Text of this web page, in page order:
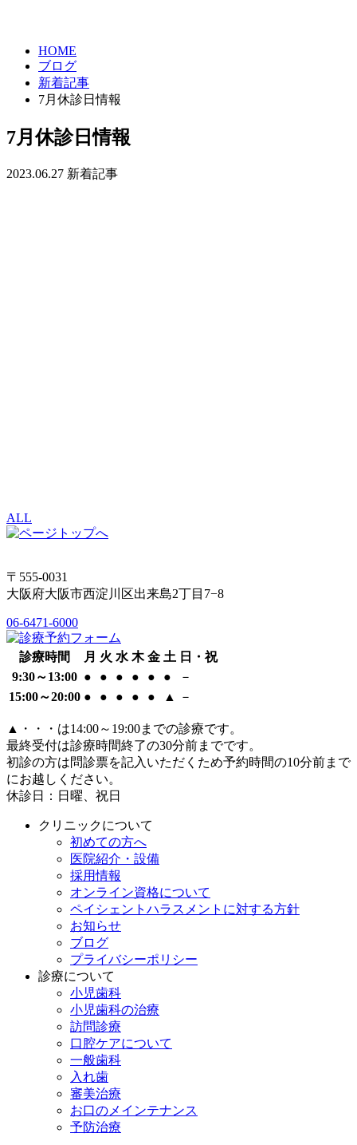
HOME
ブログ
新着記事
7月休診日情報
7月休診日情報
2023.06.27 新着記事
ALL
〒555-0031
大阪府大阪市西淀川区出来島2丁目7−8
06-6471-6000
診療時間 月 火 水 木 金 土 日・祝
9:30～13:00 ● ● ● ● ● ●
－
15:00～20:00 ● ● ● ● ● ▲ －
▲
・・・は14:00～19:00までの診療です。
最終受付は診療時間終了の30分前までです。
初診の方は問診票を記入いただくため予約時間の10分前まで
にお越しください。
休診日：日曜、祝日
クリニックについて
初めての方へ
医院紹介・設備
採用情報
オンライン資格について
ペイシェントハラスメントに対する方針
お知らせ
ブログ
プライバシーポリシー
診療について
小児歯科
小児歯科の治療
訪問診療
口腔ケアについて
一般歯科
入れ歯
審美治療
お口のメインテナンス
予防治療